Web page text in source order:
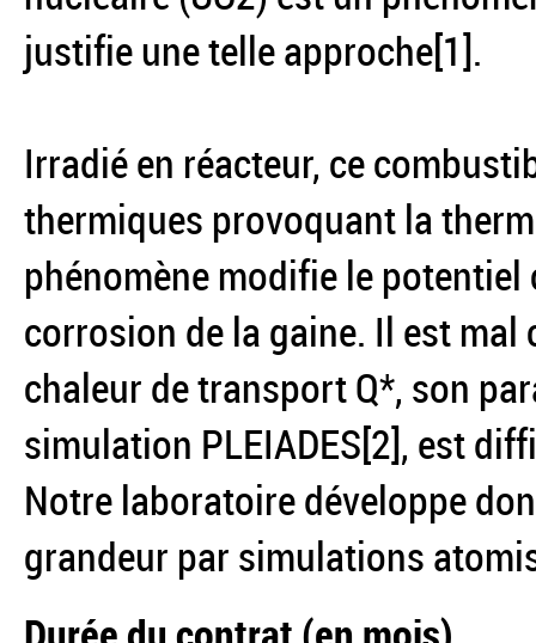
justifie une telle approche[1].
Irradié en réacteur, ce
thermiques provoquant la
phénomène modifie le
corrosion de la gaine. Il est
chaleur de transport Q*, son
simulation PLEIADES[2], est
Notre laboratoire développe
grandeur par simulations